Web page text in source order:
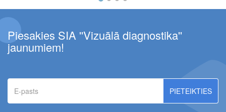
Piesakies SIA ''Vizuālā diagnostika''
jaunumiem!
E-
pasts